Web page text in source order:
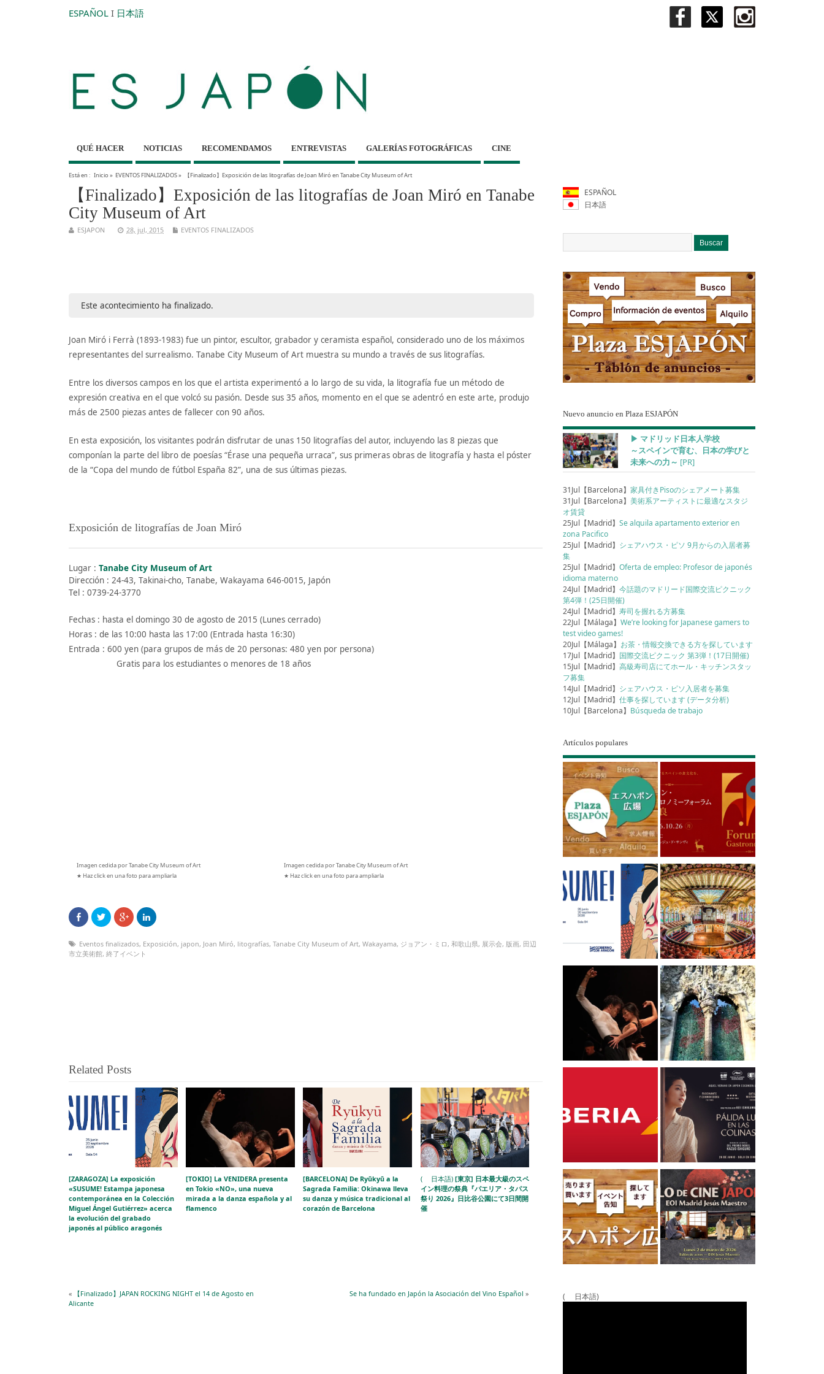
ESPAÑOL I 日本語
QUÉ HACER NOTICIAS RECOMENDAMOS ENTREVISTAS GALERÍAS FOTOGRÁFICAS CINE
Está en : Inicio» EVENTOS FINALIZADOS» 【Finalizado】Exposición de las litografías de Joan Miró en Tanabe City Museum of Art
【Finalizado】Exposición de las litografías de Joan Miró en Tanabe
City Museum of Art
ESJAPON 28, jul, 2015 EVENTOS FINALIZADOS
Este acontecimiento ha finalizado.
Joan Miró i Ferrà (1893-1983) fue un pintor, escultor, grabador y ceramista español, considerado uno de los máximos
representantes del surrealismo. Tanabe City Museum of Art muestra su mundo a través de sus litografías.
Entre los diversos campos en los que el artista experimentó a lo largo de su vida, la litografía fue un método de
expresión creativa en el que volcó su pasión. Desde sus 35 años, momento en el que se adentró en este arte, produjo
más de 2500 piezas antes de fallecer con 90 años.
En esta exposición, los visitantes podrán disfrutar de unas 150 litografías del autor, incluyendo las 8 piezas que
componían la parte del libro de poesías “Érase una pequeña urraca”, sus primeras obras de litografía y hasta el póster
de la “Copa del mundo de fútbol España 82”, una de sus últimas piezas.
Exposición de litografías de Joan Miró
Lugar : Tanabe City Museum of Art
Dirección : 24-43, Takinai-cho, Tanabe, Wakayama 646-0015, Japón
Tel : 0739-24-3770
Fechas : hasta el domingo 30 de agosto de 2015 (Lunes cerrado)
Horas : de las 10:00 hasta las 17:00 (Entrada hasta 16:30)
Entrada : 600 yen (para grupos de más de 20 personas: 480 yen por persona)
Gratis para los estudiantes o menores de 18 años
Imagen cedida por Tanabe City Museum of Art
★ Haz click en una foto para ampliarla
Imagen cedida por Tanabe City Museum of Art
★ Haz click en una foto para ampliarla
Eventos finalizados, Exposición, japon, Joan Miró, litografías, Tanabe City Museum of Art, Wakayama, ジョアン・ミロ, 和歌山県, 展示会, 版画, 田辺
市立美術館, 終了イベント
Related Posts
[ZARAGOZA] La exposición
«SUSUME! Estampa japonesa
contemporánea en la Colección
Miguel Ángel Gutiérrez» acerca
la evolución del grabado
japonés al público aragonés
[TOKIO] La VENIDERA presenta
en Tokio «NO», una nueva
mirada a la danza española y al
flamenco
[BARCELONA] De Ryūkyū a la
Sagrada Familia: Okinawa lleva
su danza y música tradicional al
corazón de Barcelona
( 日本語) [東京] 日本最大級のスペ
イン料理の祭典『パエリア・タパス
祭り 2026』日比谷公園にて3日間開
催
« 【Finalizado】JAPAN ROCKING NIGHT el 14 de Agosto en
Alicante
Se ha fundado en Japón la Asociación del Vino Español »
ESPAÑOL
日本語
Nuevo anuncio en Plaza ESJAPÓN
▶︎ マドリッド日本人学校
～スペインで育む、日本の学びと
未来への力～ [PR]
31Jul【Barcelona】家具付きPisoのシェアメート募集
31Jul【Barcelona】美術系アーティストに最適なスタジ
オ賃貸
25Jul【Madrid】Se alquila apartamento exterior en
zona Pacifico
25Jul【Madrid】 シェアハウス・ピソ 9月からの入居者募
集
25Jul【Madrid】Oferta de empleo: Profesor de japonés
idioma materno
24Jul【Madrid】今話題のマドリード国際交流ピクニック
第4弾！(25日開催)
24Jul【Madrid】寿司を握れる方募集
22Jul【Málaga】We’re looking for Japanese gamers to
test video games!
20Jul【Málaga】 お茶・情報交換できる方を探しています
17Jul【Madrid】 国際交流ピクニック 第3弾！(17日開催)
15Jul【Madrid】高級寿司店にてホール・キッチンスタッ
フ募集
14Jul【Madrid】 シェアハウス・ピソ入居者を募集
12Jul【Madrid】仕事を探しています (データ分析)
10Jul【Barcelona】 Búsqueda de trabajo
Artículos populares
( 日本語)